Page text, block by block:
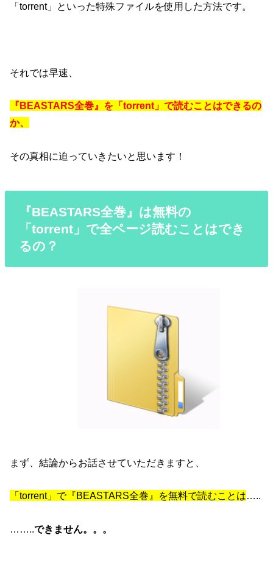
「torrent」といった特殊ファイルを使用した方法です。
それでは早速、
『BEASTARS全巻』を「torrent」で読むことはできるの
か、
その真相に迫っていきたいと思います！
『BEASTARS全巻』は無料の
「torrent」で全ページ読むことはでき
るの？
まず、結論からお話させていただきますと、
「torrent」で『BEASTARS全巻』を無料で読むことは…..
……..できません。。。